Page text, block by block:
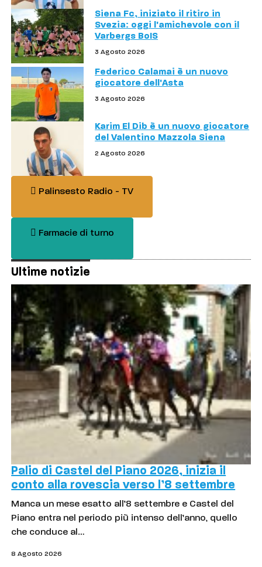
Siena Fc, iniziato il ritiro in
Svezia: oggi l'amichevole con il
Varbergs BoIS
3 Agosto 2026
Federico Calamai è un nuovo
giocatore dell'Asta
3 Agosto 2026
Karim El Dib è un nuovo giocatore
del Valentino Mazzola Siena
2 Agosto 2026
Palinsesto Radio - TV
Farmacie di turno
Ultime notizie
Palio di Castel del Piano 2026, inizia il
conto alla rovescia verso l’8 settembre
Manca un mese esatto all’8 settembre e Castel del
Piano entra nel periodo più intenso dell’anno, quello
che conduce al…
8 Agosto 2026